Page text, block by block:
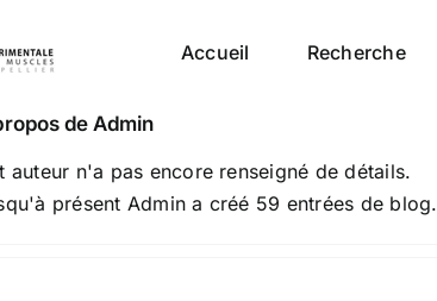
Accueil Recherche
deAdmin
auteur n'a pas encore renseigné de détails.
présent Admin a créé 59 entrées de blog.